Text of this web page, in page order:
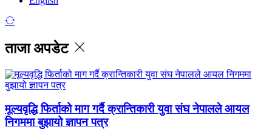
ताजा अपडेट
मूल्यवृद्धि फिर्ताको माग गर्दै क्रान्तिकारी युवा संघ नेपालले आयल
निगममा बुझायो ज्ञापन पत्र